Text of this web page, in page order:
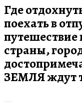
Где
поехать в
страны,
ЗЕМЛЯ ждут